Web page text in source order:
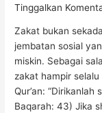
Tinggalkan
Zakat bukan
jembatan sosial
miskin. Sebagai
zakat hampir
Qur’an:
Baqarah: 43) Jika